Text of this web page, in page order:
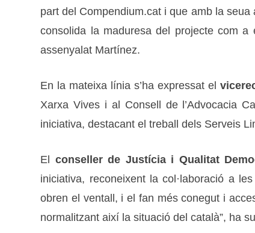
part del Compendium.cat i que amb la
consolida la maduresa del projecte com
assenyalat Martínez.
En la mateixa línia s’ha expressat el
Xarxa Vives i al Consell de l’Advocacia
iniciativa, destacant el treball dels Serveis
El consellerde Justícia i Qualitat
iniciativa, reconeixent la col·laboració a
obren el ventall, i el fan més conegut i
normalitzant així la situació del català”, ha